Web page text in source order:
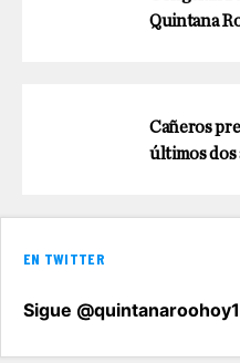
Quintana
Cañeros
últimos dos
EN TWITTER
Sigue @quintanaroohoy1